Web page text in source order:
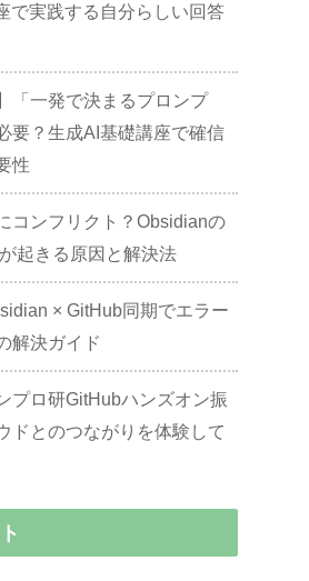
で実践する自分らしい回答
「一発で決まるプロンプ
要？生成AI基礎講座で確信
性
コンフリクト？Obsidianの
起きる原因と解決法
× GitHub同期でエラー
解決ガイド
プロ研GitHubハンズオン振
ドとのつながりを体験して